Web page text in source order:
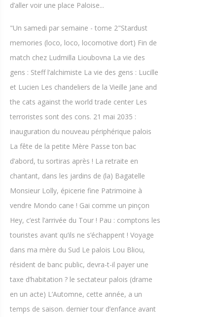
d’aller voir une place Paloise...
"Un samedi par semaine - tome 2"Stardust
memories (loco, loco, locomotive dort) Fin de
match chez Ludmilla Lioubovna La vie des
gens : Steff l’alchimiste La vie des gens : Lucille
et Lucien Les chandeliers de la Vieille Jane and
the cats against the world trade center Les
terroristes sont des cons. 21 mai 2035 :
inauguration du nouveau périphérique palois
La fête de la petite Mère Passe ton bac
d’abord, tu sortiras après ! La retraite en
chantant, dans les jardins de (la) Bagatelle
Monsieur Lolly, épicerie fine Patrimoine à
vendre Mondo cane ! Gai comme un pinçon
Hey, c’est l’arrivée du Tour ! Pau : comptons les
touristes avant qu’ils ne s’échappent ! Voyage
dans ma mère du Sud Le palois Lou Bliou,
résident de banc public, devra-t-il payer une
taxe d’habitation ? le sectateur palois (drame
en un acte) L’Automne, cette année, a un
temps de saison. dernier tour d’enfance avant